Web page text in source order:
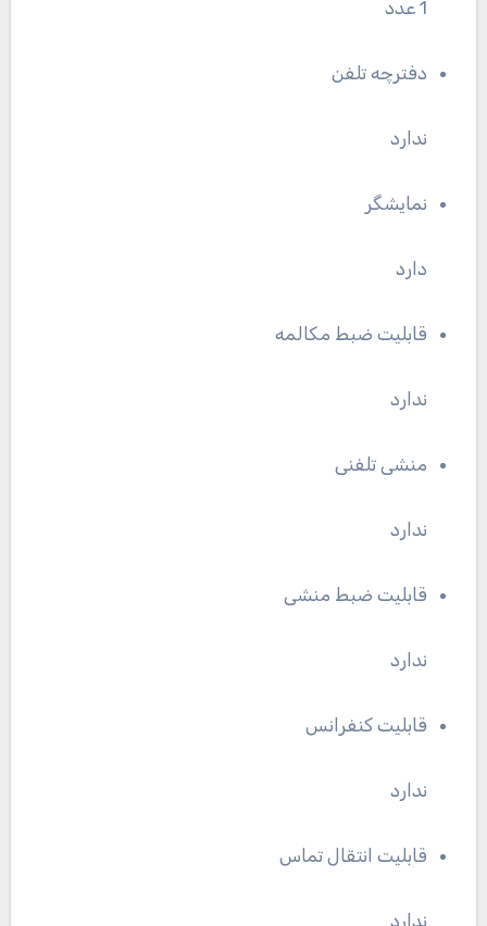
1 عدد
دفترچه تلفن
ندارد
نمایشگر
دارد
قابلیت ضبط مکالمه
ندارد
منشی تلفنی
ندارد
قابلیت ضبط منشی
ندارد
قابلیت کنفرانس
ندارد
قابلیت انتقال تماس
ندارد